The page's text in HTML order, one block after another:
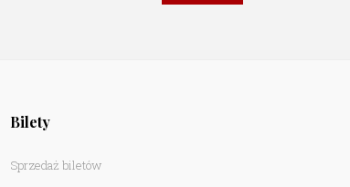
Bilety
Sprzedaż biletów